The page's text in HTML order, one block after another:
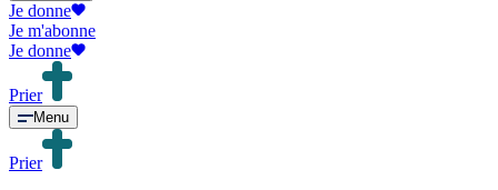
Je donne
Je m'abonne
Je donne
Prier
Menu
Prier